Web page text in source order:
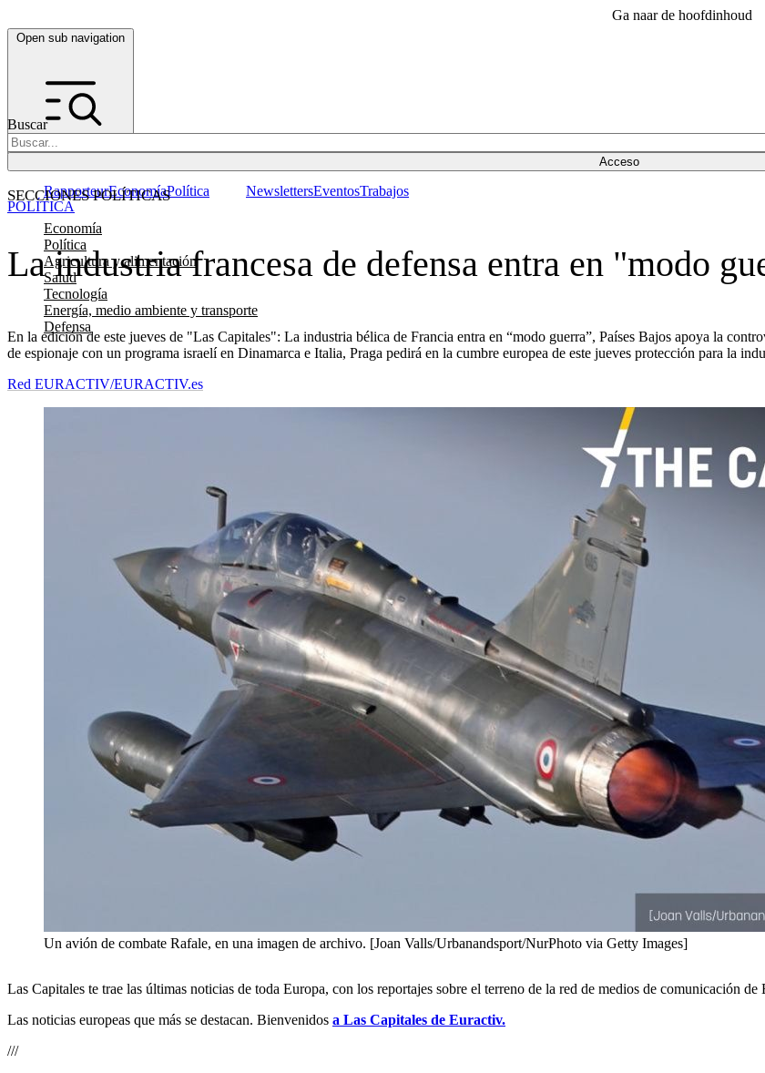
Ga naar de hoofdinhoud
Open sub navigation
Buscar
Acceso
SECCIONES POLÍTICAS
Economía
Política
Agricultura y alimentación
Salud
Tecnología
Energía, medio ambiente y transporte
Defensa
RapporteurEconomíaPolítica NewslettersEventosTrabajos
La industria francesa de defensa entra en "modo
En la edición de este jueves de "Las Capitales": La industria bélica de Francia entra en “modo guerra”, Países Bajos apoya la
de espionaje con un programa israelí en Dinamarca e Italia, Praga pedirá en la cumbre europea de este jueves protección para la
POLÍTICA
Red EURACTIV/EURACTIV.es
Un avión de combate Rafale, en una imagen de archivo. [Joan Valls/Urbanandsport/NurPhoto via Getty Images]
Las Capitales te trae las últimas noticias de toda Europa, con los reportajes sobre el terreno de la red de medios de comunicación de
Las noticias europeas que más se destacan. Bienvenidos a Las Capitales de Euractiv.
///